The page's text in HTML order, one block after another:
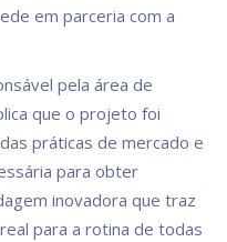
em parceria com a
pela área de
que o projeto foi
práticas de mercado e
para obter
inovadora que traz
para a rotina de todas